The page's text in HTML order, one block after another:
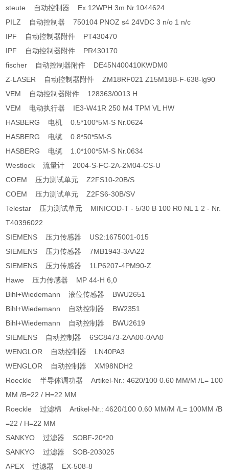
steute 自动控制器 Ex 12WPH 3m Nr.1044624
PILZ 自动控制器 750104 PNOZ s4 24VDC 3 n/o 1 n/c
IPF 自动控制器附件 PT430470
IPF 自动控制器附件 PR430170
fischer 自动控制器附件 DE45N400410KWDM0
Z-LASER 自动控制器附件 ZM18RF021 Z15M18B-F-638-lg90
VEM 自动控制器附件 128363/0013 H
VEM 电动执行器 IE3-W41R 250 M4 TPM VL HW
HASBERG 电机 0.5*100*5M-S Nr.0624
HASBERG 电缆 0.8*50*5M-S
HASBERG 电缆 1.0*100*5M-S Nr.0634
Westlock 流量计 2004-S-FC-2A-2M04-CS-U
COEM 压力测试单元 Z2FS10-20B/S
COEM 压力测试单元 Z2FS6-30B/SV
Telestar 压力测试单元 MINICOD-T - 5/30 B 100 R0 NL 1 2 - Nr.
T40396022
SIEMENS 压力传感器 US2:1675001-015
SIEMENS 压力传感器 7MB1943-3AA22
SIEMENS 压力传感器 1LP6207-4PM90-Z
Hawe 压力传感器 MP 44-H 6,0
Bihl+Wiedemann 液位传感器 BWU2651
Bihl+Wiedemann 自动控制器 BW2351
Bihl+Wiedemann 自动控制器 BWU2619
SIEMENS 自动控制器 6SC8473-2AA00-0AA0
WENGLOR 自动控制器 LN40PA3
WENGLOR 自动控制器 XM98NDH2
Roeckle 半导体调功器 Artikel-Nr.: 4620/100 0.60 MM/M /L= 100
MM /B=22 / H=22 MM
Roeckle 过滤棉 Artikel-Nr.: 4620/100 0.60 MM/M /L= 100MM /B
=22 / H=22 MM
SANKYO 过滤器 SOBF-20*20
SANKYO 过滤器 SOB-203025
APEX 过滤器 EX-508-8